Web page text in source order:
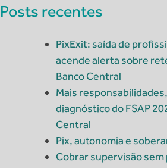
Posts recentes
PixExit: saída de
acende alerta sobre
Banco Central
Mais
diagnóstico do FSAP
Central
Pix, autonomia e
Cobrar supervisão